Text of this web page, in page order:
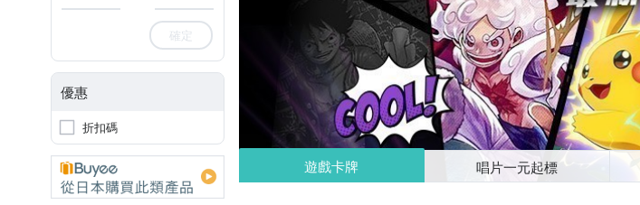
確定
優惠
折扣碼
遊戲卡牌 唱片一元起標